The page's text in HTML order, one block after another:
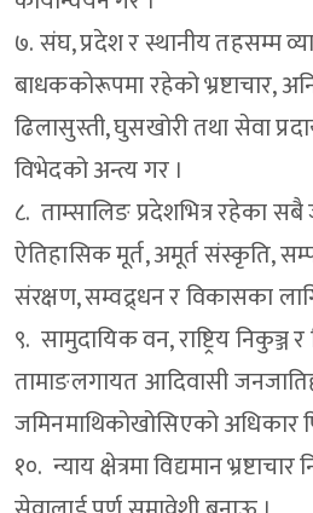
७. संघ, प्रदेश र स्थानीय तहसम्म
बाधककोरूपमा रहेको भ्रष्टाचार,
ढिलासुस्ती, घुसखोरी तथा सेवा
विभेदको अन्त्य गर ।
८. ताम्सालिङ प्रदेशभित्र रहेका
ऐतिहासिक मूर्त, अमूर्त संस्कृति,
संरक्षण, सम्वद्र्धन र विकासका
९. सामुदायिक वन, राष्ट्रिय निकुञ्ज
तामाङलगायत आदिवासी
जमिनमाथिकोखोसिएको अधिकार
१०. न्याय क्षेत्रमा विद्यमान